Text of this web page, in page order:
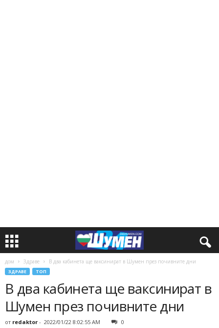
дом Здраве В два кабинета ще ваксинират в Шумен през почивните дни
ЗДРАВЕ ТОП
В два кабинета ще ваксинират в
Шумен през почивните дни
от redaktor - 2022/01/22 8:02:55 AM 0